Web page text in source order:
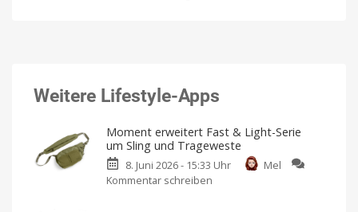
Weitere Lifestyle-Apps
Moment erweitert Fast & Light-Serie
um Sling und Trageweste
8. Juni 2026 - 15:33 Uhr
Mel
Kommentar schreiben